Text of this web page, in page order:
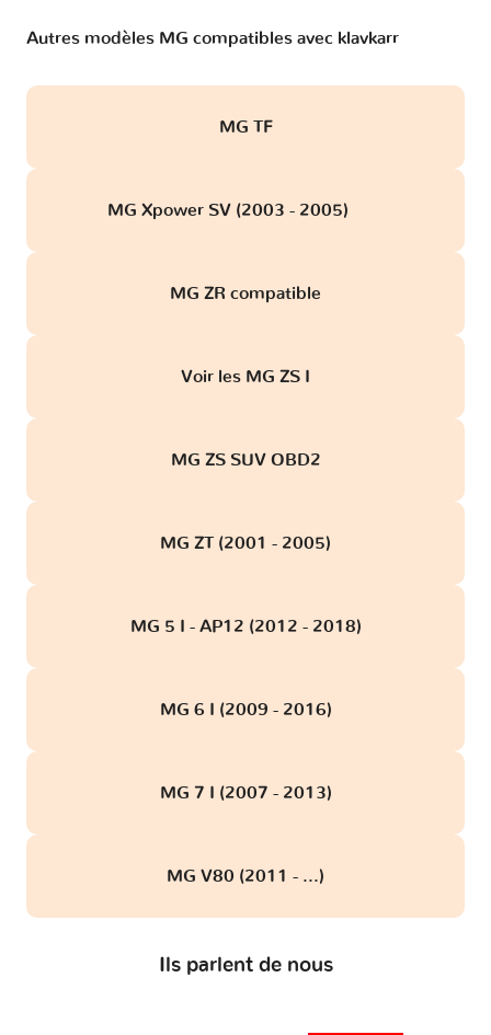
Autres modèles MG compatibles avec klavkarr
MG TF
MG Xpower SV (2003 - 2005)
MG ZR compatible
Voir les MG ZS I
MG ZS SUV OBD2
MG ZT (2001 - 2005)
MG 5 I - AP12 (2012 - 2018)
MG 6 I (2009 - 2016)
MG 7 I (2007 - 2013)
MG V80 (2011 - ...)
Ils parlent de nous